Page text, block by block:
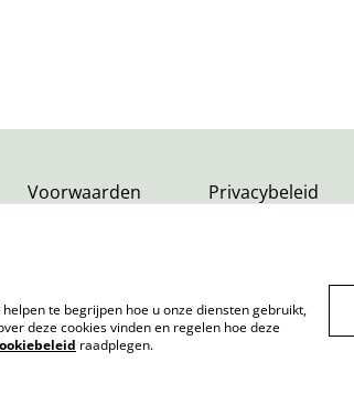
Voorwaarden Privacybeleid
te begrijpen hoe u onze diensten gebruikt,
deze cookies vinden en regelen hoe deze
raadplegen.